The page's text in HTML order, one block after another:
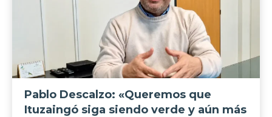
Pablo Descalzo: «Queremos que
Ituzaingó siga siendo verde y aún más